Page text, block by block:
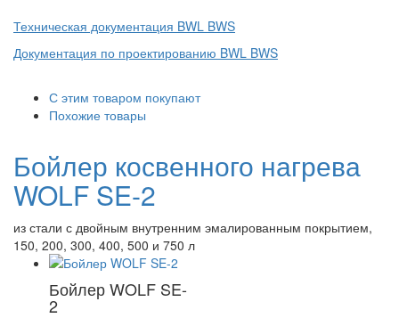
Техническая документация BWL BWS
Документация по проектированию BWL BWS
С этим товаром покупают
Похожие товары
Бойлер косвенного нагрева
WOLF SE-2
из стали с двойным внутренним эмалированным покрытием,
150, 200, 300, 400, 500 и 750 л
Бойлер WOLF SE-
2